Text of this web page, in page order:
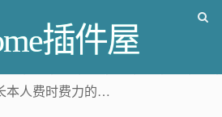
插件屋
人费时费力的人工筛选推荐